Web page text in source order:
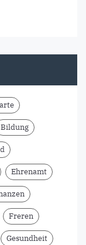
Bildung
Ehrenamt
Freren
Gesundheit